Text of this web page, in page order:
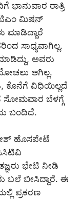
ಭಾನುವಾರ ರಾತ್ರಿ
ಎಟಿಎಂ ಮಿಷನ್
ಮಾಡಿದ್ದಾರೆ
ಸಾಧ್ಯವಾಗಿಲ್ಲ.
ಅವರು
ಆಗಿಲ್ಲ.
ಕೊನೆಗೆ ವಿಧಿಯಿಲ್ಲದೆ
ಸೋಮವಾರ ಬೆಳಗ್ಗೆ
ಬಂದಿದೆ.
ಹೊಸಪೇಟೆ
ಭೇಟಿ ನೀಡಿ
ಬಲೆ ಬೀಸಿದ್ದಾರೆ. ಈ
ಪ್ರಕರಣ